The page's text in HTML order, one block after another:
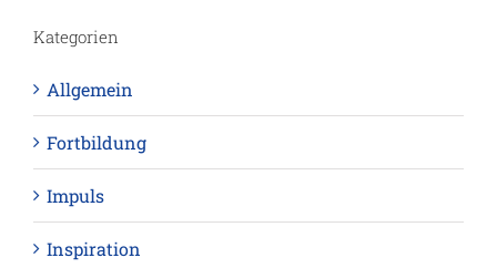
Kategorien
Allgemein
Fortbildung
Impuls
Inspiration